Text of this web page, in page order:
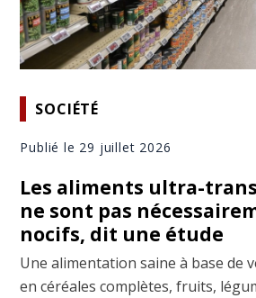
SOCIÉTÉ
Publié le 29 juillet 2026
Les aliments ultra-
ne sont pas
nocifs, dit une étude
Une alimentation saine à base de
en céréales complètes, fruits,